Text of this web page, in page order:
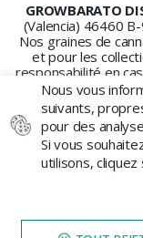
GROWBARATO
(Valencia) 46460
Nos graines de
et pour les
responsabilité en
Nous vous
suivants,
pour des
Si vous
utilisons, cliquez